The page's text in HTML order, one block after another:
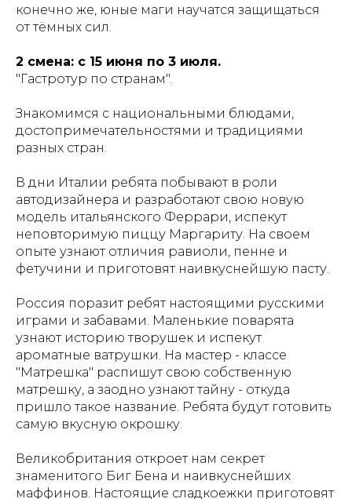
конечно же, юные маги научатся защищаться
от тёмных сил.
2 смена: с 15 июня по 3 июля.
"Гастротур по странам".
Знакомимся с национальными блюдами,
достопримечательностями и традициями
разных стран.
В дни Италии ребята побывают в роли
автодизайнера и разработают свою новую
модель итальянского Феррари, испекут
неповторимую пиццу Маргариту. На своем
опыте узнают отличия равиоли, пенне и
фетучини и приготовят наивкуснейшую пасту.
Россия поразит ребят настоящими русскими
играми и забавами. Маленькие поварята
узнают историю творушек и испекут
ароматные ватрушки. На мастер - классе
"Матрешка" распишут свою собственную
матрешку, а заодно узнают тайну - откуда
пришло такое название. Ребята будут готовить
самую вкусную окрошку.
Великобритания откроет нам секрет
знаменитого Биг Бена и наивкуснейших
маффинов. Настоящие сладкоежки приготовят